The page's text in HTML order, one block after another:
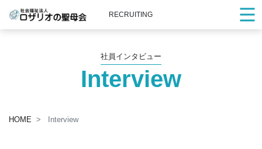
RECRUITING
社員インタビュー
Interview
HOME Interview